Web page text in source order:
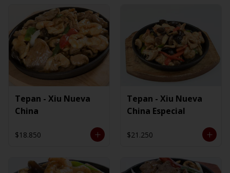
Tepan - Xiu Nueva
China
$18.850
Tepan - Xiu Nueva
China Especial
$21.250